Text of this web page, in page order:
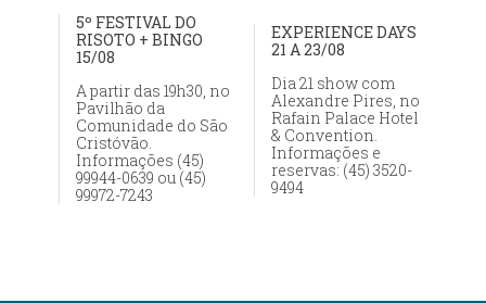
5º FESTIVAL DO
RISOTO + BINGO
15/08
A partir das 19h30, no
Pavilhão da
Comunidade do São
Cristóvão.
Informações (45)
99944-0639 ou (45)
99972-7243
EXPERIENCE DAYS
21 A 23/08
Dia 21 show com
Alexandre Pires, no
Rafain Palace Hotel
& Convention.
Informações e
reservas: (45) 3520-
9494